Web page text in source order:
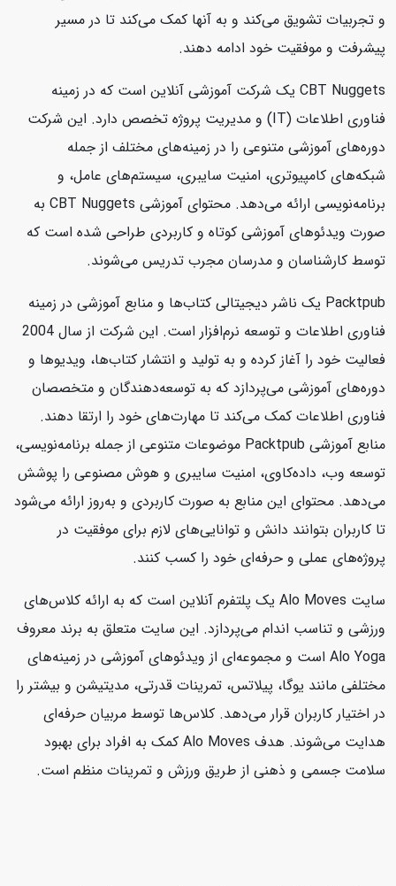
و تجربیات تشویق می‌کند و به آنها کمک می‌کند تا در مسیر
پیشرفت و موفقیت خود ادامه دهند.
CBT Nuggets یک شرکت آموزشی آنلاین است که در زمینه
فناوری اطلاعات (IT) و مدیریت پروژه تخصص دارد. این شرکت
دوره‌های آموزشی متنوعی را در زمینه‌های مختلف از جمله
شبکه‌های کامپیوتری، امنیت سایبری، سیستم‌های عامل، و
برنامه‌نویسی ارائه می‌دهد. محتوای آموزشی CBT Nuggets به
صورت ویدئوهای آموزشی کوتاه و کاربردی طراحی شده است که
توسط کارشناسان و مدرسان مجرب تدریس می‌شوند.
Packtpub یک ناشر دیجیتالی کتاب‌ها و منابع آموزشی در زمینه
فناوری اطلاعات و توسعه نرم‌افزار است. این شرکت از سال 2004
فعالیت خود را آغاز کرده و به تولید و انتشار کتاب‌ها، ویدیوها و
دوره‌های آموزشی می‌پردازد که به توسعه‌دهندگان و متخصصان
فناوری اطلاعات کمک می‌کند تا مهارت‌های خود را ارتقا دهند.
منابع آموزشی Packtpub موضوعات متنوعی از جمله برنامه‌نویسی،
توسعه وب، داده‌کاوی، امنیت سایبری و هوش مصنوعی را پوشش
می‌دهد. محتوای این منابع به صورت کاربردی و به‌روز ارائه می‌شود
تا کاربران بتوانند دانش و توانایی‌های لازم برای موفقیت در
پروژه‌های عملی و حرفه‌ای خود را کسب کنند.
سایت Alo Moves یک پلتفرم آنلاین است که به ارائه کلاس‌های
ورزشی و تناسب اندام می‌پردازد. این سایت متعلق به برند معروف
Alo Yoga است و مجموعه‌ای از ویدئوهای آموزشی در زمینه‌های
مختلفی مانند یوگا، پیلاتس، تمرینات قدرتی، مدیتیشن و بیشتر را
در اختیار کاربران قرار می‌دهد. کلاس‌ها توسط مربیان حرفه‌ای
هدایت می‌شوند. هدف Alo Moves کمک به افراد برای بهبود
سلامت جسمی و ذهنی از طریق ورزش و تمرینات منظم است.